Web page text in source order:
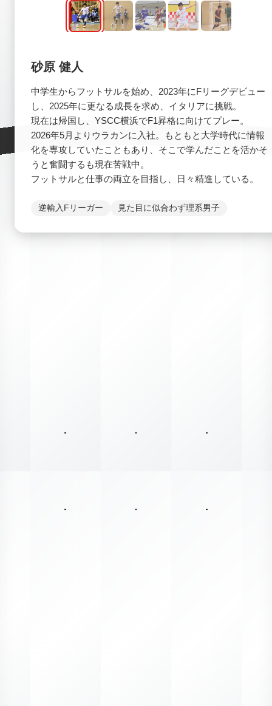
砂原 健人
中学生からフットサルを始め、2023年にFリーグデビュー
し、2025年に更なる成長を求め、イタリアに挑戦。
現在は帰国し、YSCC横浜でF1昇格に向けてプレー。
2026年5月よりウラカンに入社。もともと大学時代に情報
化を専攻していたこともあり、そこで学んだことを活かそ
うと奮闘するも現在苦戦中。
フットサルと仕事の両立を目指し、日々精進している。
逆輸入Fリーガー 見た目に似合わず理系男子